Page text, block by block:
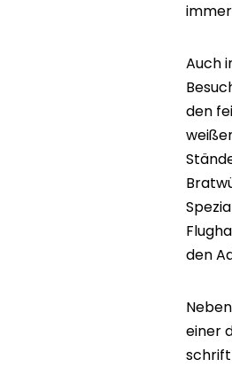
Auch
den
den
einer